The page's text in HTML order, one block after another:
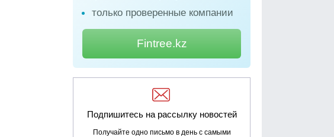
только проверенные компании
Fintree.kz
Подпишитесь на рассылку новостей
Получайте одно письмо в день с самыми